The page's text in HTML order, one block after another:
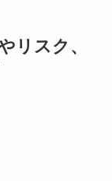
リスク、